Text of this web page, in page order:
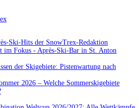
Ski-Hits der SnowTrex-Redaktion
im Fokus - Après-Ski-Bar in St. Anton
der Skigebiete: Pistenwartung nach
2026 – Welche Sommerskigebiete